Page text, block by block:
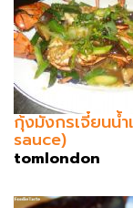
กุ้งมังกรเจี๋ยนน้
sauce)
tomlondon